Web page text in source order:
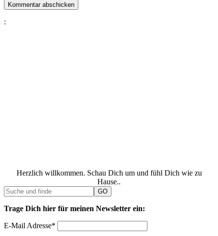
:
Herzlich willkommen. Schau Dich um und fühl Dich wie zu
Hause..
Trage Dich hier für meinen Newsletter ein:
E-Mail Adresse*